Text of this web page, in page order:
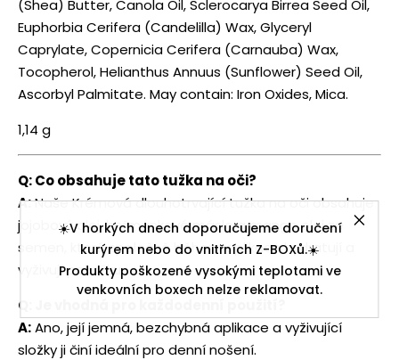
☀️V horkých dnech doporučujeme doručení
kurýrem nebo do vnitřních Z-BOXů.☀️
Produkty poškozené vysokými teplotami ve
venkovních boxech nelze reklamovat.
(Shea) Butter, Canola Oil, Sclerocarya Birrea Seed Oil,
Euphorbia Cerifera (Candelilla) Wax, Glyceryl
Caprylate, Copernicia Cerifera (Carnauba) Wax,
Tocopherol, Helianthus Annuus (Sunflower) Seed Oil,
Ascorbyl Palmitate. May contain: Iron Oxides, Mica.
1,14 g
Q: Co obsahuje tato tužka na oči?
A:Naše Krémová dlouhotrvající tužka na oči obsahuje
jojobový olej, heřmánkové máslo a mango olej ze
semen, které společně během aplikace hydratují a
vyživují pokožku.
Q: Je vhodná pro každodenní použití?
A:Ano, její jemná, bezchybná aplikace a vyživující
složky ji činí ideální pro denní nošení.